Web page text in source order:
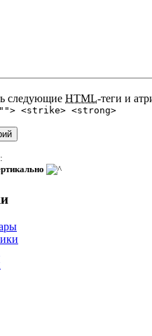
следующие HTML-теги и
<strike> <strong>